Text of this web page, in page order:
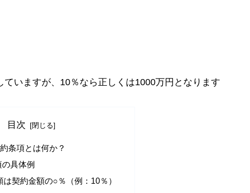
いますが、10％なら正しくは1000万円となります
目次
条項とは何か？
具体例
は契約金額の○％（例：10％）